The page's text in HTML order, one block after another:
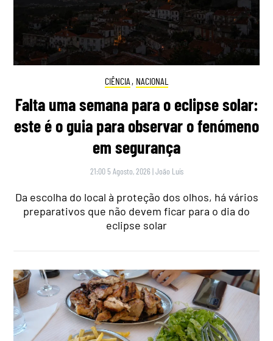
CIÊNCIA , NACIONAL
Falta uma semana para o eclipse solar:
este é o guia para observar o fenómeno
em segurança
21:00 5 Agosto, 2026 |João Luís
Da escolha do local à proteção dos olhos, há vários
preparativos que não devem ficar para o dia do
eclipse solar